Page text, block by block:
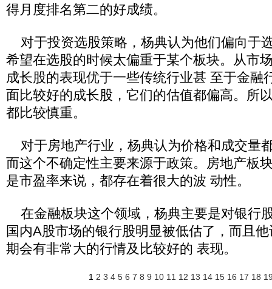
得月度排名第二的好成绩。
对于投资选股策略，杨典认为他们偏向于
希望在选股的时候太偏重于某个板块。从市
成长股的表现优于一些传统行业甚 至于金融
面比较好的成长股，它们的估值都偏高。所
都比较慎重。
对于房地产行业，杨典认为价格和成交量
而这个不确定性主要来源于政策。房地产板
是市盈率来说，都存在着很大的波 动性。
在金融板块这个领域，杨典主要是对银行
国内A股市场的银行股明显被低估了，而且
期会有非常大的行情及比较好的 表现。
1 2 3 4 5 6 7 8 9 10 11 12 13 14 15 16 17 18